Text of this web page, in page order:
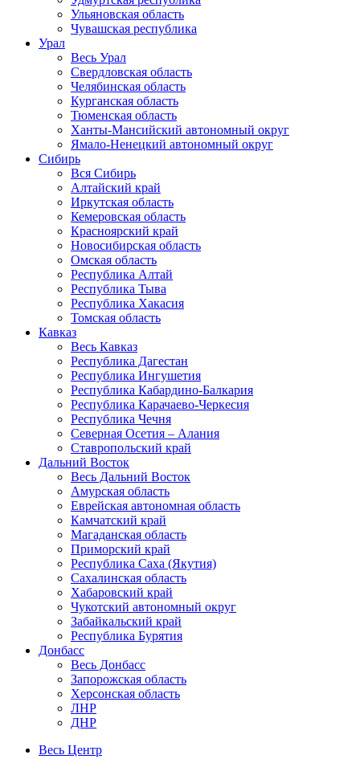
Ульяновская область
Чувашская республика
Урал
Весь Урал
Свердловская область
Челябинская область
Курганская область
Тюменская область
Ханты-Мансийский автономный округ
Ямало-Ненецкий автономный округ
Сибирь
Вся Сибирь
Алтайский край
Иркутская область
Кемеровская область
Красноярский край
Новосибирская область
Омская область
Республика Алтай
Республика Тыва
Республика Хакасия
Томская область
Кавказ
Весь Кавказ
Республика Дагестан
Республика Ингушетия
Республика Кабардино-Балкария
Республика Карачаево-Черкесия
Республика Чечня
Северная Осетия – Алания
Ставропольский край
Дальний Восток
Весь Дальний Восток
Амурская область
Еврейская автономная область
Камчатский край
Магаданская область
Приморский край
Республика Саха (Якутия)
Сахалинская область
Хабаровский край
Чукотский автономный округ
Забайкальский край
Республика Бурятия
Донбасс
Весь Донбасс
Запорожская область
Херсонская область
ЛНР
ДНР
Весь Центр